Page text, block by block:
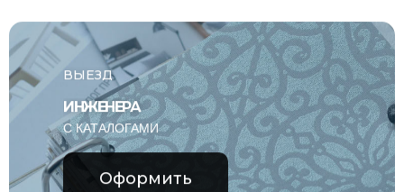
ВЫЕЗД
ИНЖЕНЕРА
С КАТАЛОГАМИ
Оформить